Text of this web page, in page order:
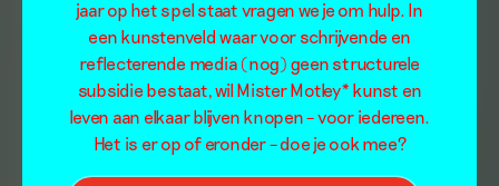
jaar op het spel staat vragen we je om hulp. In
een kunstenveld waar voor schrijvende en
reflecterende media (nog) geen structurele
subsidie bestaat, wil Mister Motley* kunst en
leven aan elkaar blijven knopen – voor iedereen.
Het is er op of eronder – doe je ook mee?